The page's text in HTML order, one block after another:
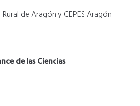
de Aragón y CEPES Aragón.
de las Ciencias.